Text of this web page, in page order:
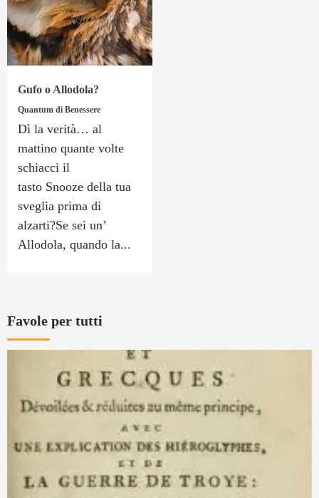
Gufo o Allodola?
Quantum di Benessere
Dì la verità… al
mattino quante volte
schiacci il
tasto Snooze della tua
sveglia prima di
alzarti?Se sei un’
Allodola, quando la...
Favole per tutti